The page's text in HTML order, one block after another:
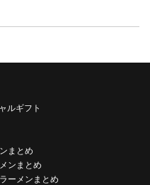
ルギフト
まとめ
ンまとめ
ーメンまとめ